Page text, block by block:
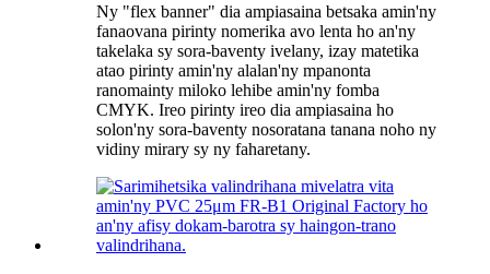
Ny "flex banner" dia ampiasaina betsaka amin'ny
fanaovana pirinty nomerika avo lenta ho an'ny
takelaka sy sora-baventy ivelany, izay matetika
atao pirinty amin'ny alalan'ny mpanonta
ranomainty miloko lehibe amin'ny fomba
CMYK. Ireo pirinty ireo dia ampiasaina ho
solon'ny sora-baventy nosoratana tanana noho ny
vidiny mirary sy ny faharetany.